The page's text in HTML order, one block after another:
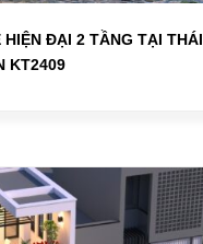
ĐẠI 2 TẦNG TẠI THÁI
KT2409